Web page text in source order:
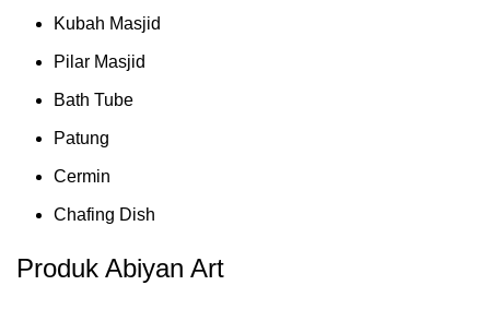
Kubah Masjid
Pilar Masjid
Bath Tube
Patung
Cermin
Chafing Dish
Produk Abiyan Art